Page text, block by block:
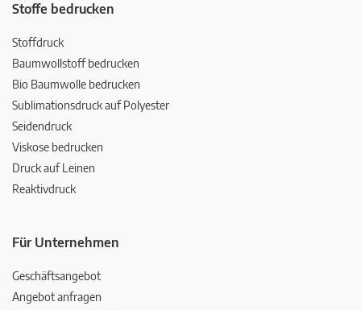
Stoffe bedrucken
Stoffdruck
Baumwollstoff bedrucken
Bio Baumwolle bedrucken
Sublimationsdruck auf Polyester
Seidendruck
Viskose bedrucken
Druck auf Leinen
Reaktivdruck
Für Unternehmen
Geschäftsangebot
Angebot anfragen